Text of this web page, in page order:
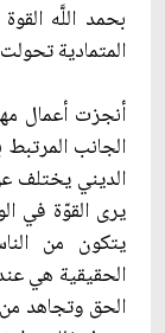
بحمد اللَّه
المتمادية
أنجزت أعمال
الجانب
الديني يختلف
يرى القوّة في
يتكون من
الحقيقية هي
الحق وتجاهد